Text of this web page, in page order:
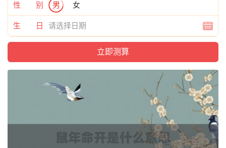
性 别 男 女
生 日